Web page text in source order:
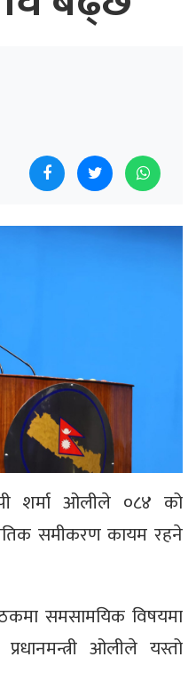
शर्मा ओलीले ०८४ को
समीकरण कायम रहने
समसामयिक विषयमा
ओलीले यस्तो